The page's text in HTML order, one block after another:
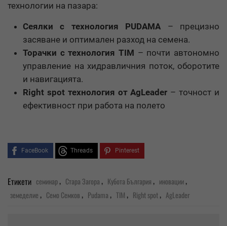
технологии на пазара:
Сеялки с технология PUDAMA – прецизно
засяване и оптимален разход на семена.
Торачки с технология TIM – почти автономно
управление на хидравличния поток, оборотите
и навигацията.
Right spot технология от AgLeader – точност и
ефективност при работа на полето
FaceBook Threads Pinterest
Етикети семинар, Стара Загора, Кубота България, иновации,
земеделие, Семо Семков, Pudama, TIM, Right spot, AgLeader